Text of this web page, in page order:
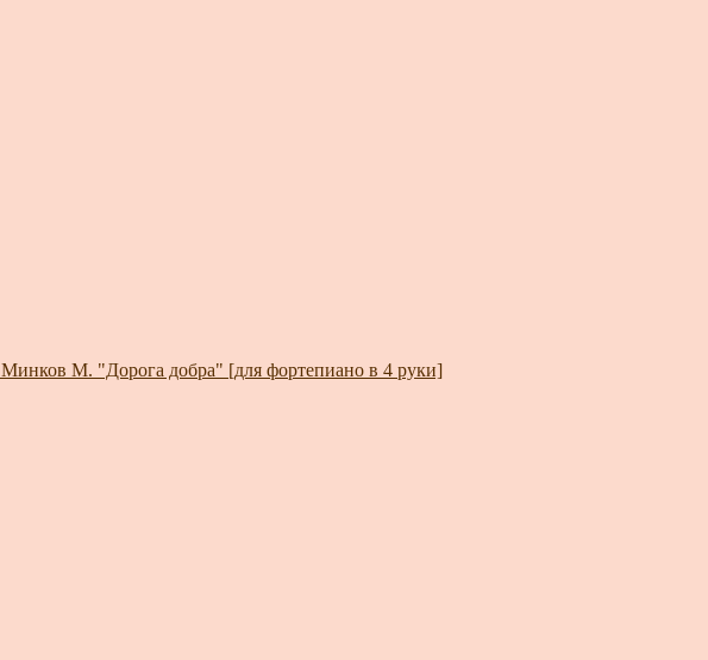
Минков М. "Дорога добра" [для фортепиано в 4 руки]